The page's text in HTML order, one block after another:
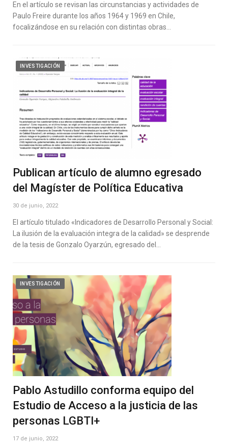
En el artículo se revisan las circunstancias y actividades de
Paulo Freire durante los años 1964 y 1969 en Chile,
focalizándose en su relación con distintas obras…
INVESTIGACIÓN
Publican artículo de alumno egresado
del Magíster de Política Educativa
30 de junio, 2022
El artículo titulado «Indicadores de Desarrollo Personal y Social:
La ilusión de la evaluación integra de la calidad» se desprende
de la tesis de Gonzalo Oyarzún, egresado del…
INVESTIGACIÓN
Pablo Astudillo conforma equipo del
Estudio de Acceso a la justicia de las
personas LGBTI+
17 de junio, 2022